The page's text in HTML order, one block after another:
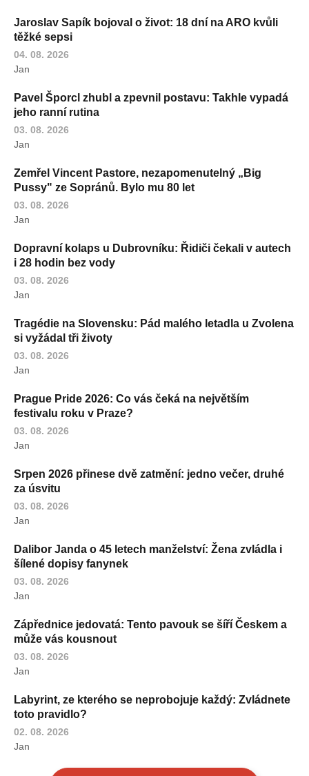
Jaroslav Sapík bojoval o život: 18 dní na ARO kvůli
těžké sepsi
04. 08. 2026
Jan
Pavel Šporcl zhubl a zpevnil postavu: Takhle vypadá
jeho ranní rutina
03. 08. 2026
Jan
Zemřel Vincent Pastore, nezapomenutelný „Big
Pussy" ze Sopránů. Bylo mu 80 let
03. 08. 2026
Jan
Dopravní kolaps u Dubrovníku: Řidiči čekali v autech
i 28 hodin bez vody
03. 08. 2026
Jan
Tragédie na Slovensku: Pád malého letadla u Zvolena
si vyžádal tři životy
03. 08. 2026
Jan
Prague Pride 2026: Co vás čeká na největším
festivalu roku v Praze?
03. 08. 2026
Jan
Srpen 2026 přinese dvě zatmění: jedno večer, druhé
za úsvitu
03. 08. 2026
Jan
Dalibor Janda o 45 letech manželství: Žena zvládla i
šílené dopisy fanynek
03. 08. 2026
Jan
Zápřednice jedovatá: Tento pavouk se šíří Českem a
může vás kousnout
03. 08. 2026
Jan
Labyrint, ze kterého se neprobojuje každý: Zvládnete
toto pravidlo?
02. 08. 2026
Jan